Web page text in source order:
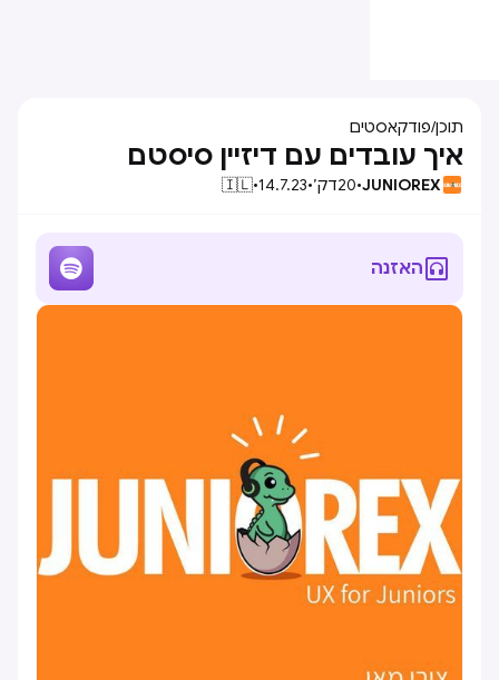
תוכן/פודקאסטים
איך עובדים עם דיזיין סיסטם
JUNIOREX
•
20דק׳•
14.7.23
•
🇮🇱
האזנה 